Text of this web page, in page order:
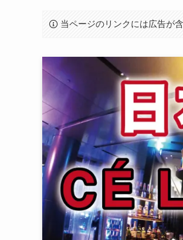
当ページのリンクには広告が